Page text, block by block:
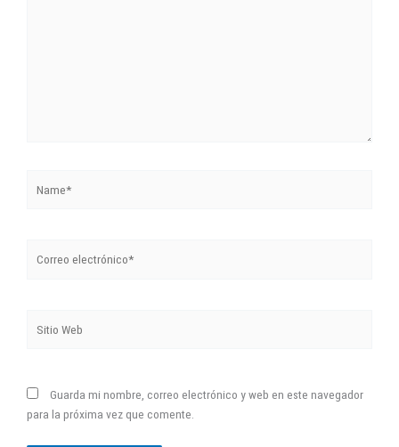
electrónico*
Web
Guarda mi nombre, correo electrónico y web en este navegador
para la próxima vez que comente.